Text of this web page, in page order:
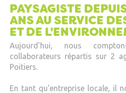
PAYSAGISTE
ANS AU SERVICE
ET DE
Aujourd'hui, nous
collaborateurs répartis sur 2
Poitiers.
En tant qu'entreprise locale, il